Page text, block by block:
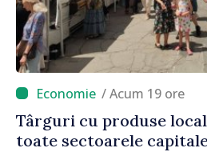
/ Acum 19 ore
Târguri cu produse
toate sectoarele